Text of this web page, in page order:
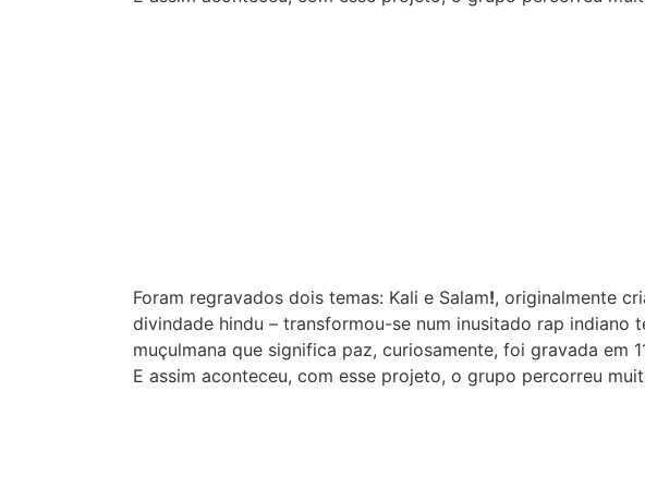
Foram regravados dois temas: Kali e Salam!, originalmente
divindade hindu – transformou-se num inusitado rap
muçulmana que significa paz, curiosamente, foi gravada em
E assim aconteceu, com esse projeto, o grupo percorreu